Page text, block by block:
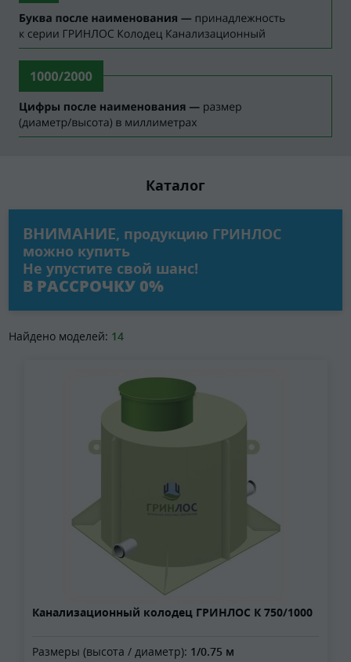
Каталог
ВНИМАНИЕ, продукцию ГРИНЛОС
можно купить
Не упустите свой шанс!
В РАССРОЧКУ 0%
Найдено моделей: 14
Канализационный колодец ГРИНЛОС К 750/1000
Размеры (высота / диаметр): 1/0.75 м